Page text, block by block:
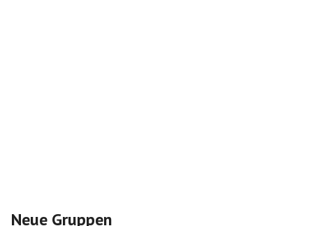
Neue Gruppen